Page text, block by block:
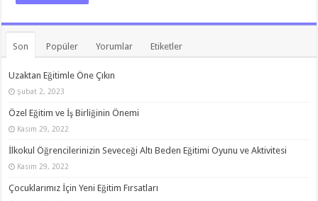
Son Popüler Yorumlar Etiketler
Uzaktan Eğitimle Öne Çıkın
Şubat 2, 2023
Özel Eğitim ve İş Birliğinin Önemi
Kasım 29, 2022
İlkokul Öğrencilerinizin Seveceği Altı Beden Eğitimi Oyunu ve Aktivitesi
Kasım 29, 2022
Çocuklarımız İçin Yeni Eğitim Fırsatları